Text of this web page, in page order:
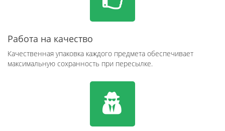
Работа на качество
Качественная упаковка каждого предмета обеспечивает
максимальную сохранность при пересылке.